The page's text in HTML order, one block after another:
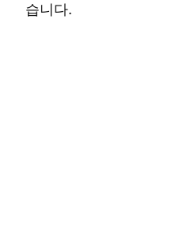
습니다.